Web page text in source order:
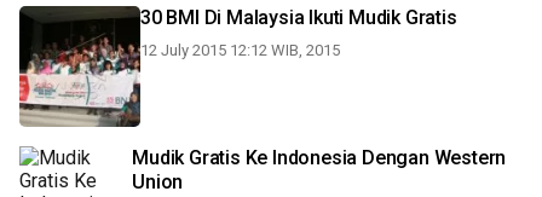
30 BMI Di Malaysia Ikuti Mudik Gratis
12 July 2015 12:12 WIB, 2015
Mudik Gratis Ke Indonesia Dengan Western
Union